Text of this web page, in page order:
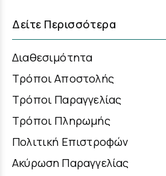
Δείτε Περισσότερα
Διαθεσιμότητα
Τρόποι Αποστολής
Τρόποι Παραγγελίας
Τρόποι Πληρωμής
Πολιτική Επιστροφών
Ακύρωση Παραγγελίας